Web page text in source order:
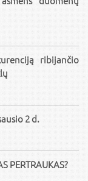
ribijančio
2 d.
PERTRAUKAS?